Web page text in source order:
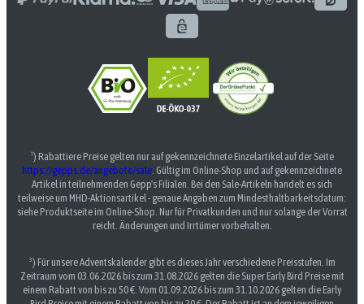
¹) Rabattiere Preise gelten nur auf gekennzeichnete Einzelartikel auf der Seite
https://gepps.de/angebote/sale. Gültig im Online-Shop und auf gekennzeichnete
Artikel in teilnehmenden Gepp's Filialen. Bei den Sale-Artikeln handelt es sich
teilweise um MHD-Aktionsartikel - genaue Angaben zum Mindesthaltbarkeitsdatum:
siehe Produktseite im Online-Shop. Nur für Privatkunden und nur solange der Vorrat
reicht. Änderungen und Irrtümer vorbehalten.
³) Für unsere Adventskalender gibt es dieses Jahr verschiedene Preisstufen. Im
Zeitraum vom 03.06.2026 bis zum 31.08.2026 gelten die Super Early Bird Preise mit
einem Rabatt von bis zu 50 €. Vom 01.09.2026 bis zum 31.10.2026 gelten die Early